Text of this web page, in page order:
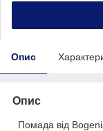
Опис
Опис
Помада від